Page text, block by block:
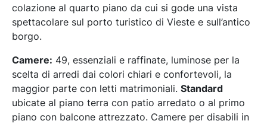
colazione al quarto piano da cui si gode una vista
spettacolare sul porto turistico di Vieste e sull’antico
borgo.
Camere: 49, essenziali e raffinate, luminose per la
scelta di arredi dai colori chiari e confortevoli, la
maggior parte con letti matrimoniali. Standard
ubicate al piano terra con patio arredato o al primo
piano con balcone attrezzato. Camere per disabili in